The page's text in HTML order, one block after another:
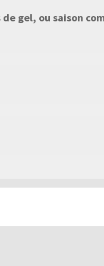
gel, ou saison